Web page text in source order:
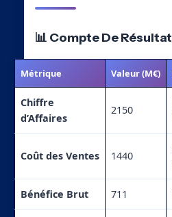
📊 Compte De Résultat
Métrique Valeur (M€)
Chiffre
d’Affaires
2150
Coût des Ventes 1440
Bénéfice Brut 711